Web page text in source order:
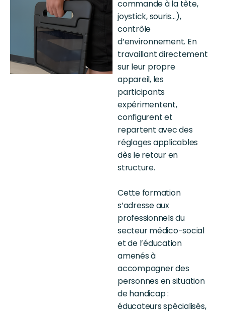
commande à la tête,
joystick, souris…),
contrôle
d’environnement. En
travaillant directement
sur leur propre
appareil, les
participants
expérimentent,
configurent et
repartent avec des
réglages applicables
dès le retour en
structure.
Cette formation
s’adresse aux
professionnels du
secteur médico-social
et de l’éducation
amenés à
accompagner des
personnes en situation
de handicap :
éducateurs spécialisés,